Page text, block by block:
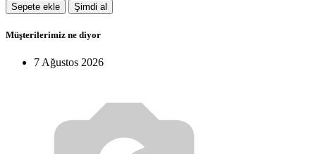
Sepete ekle Şimdi al
Müşterilerimiz ne diyor
7 Ağustos 2026